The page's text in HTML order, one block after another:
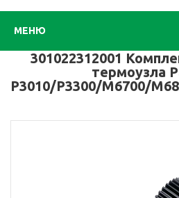
МЕНЮ
301022312001
термоузла
P3010/P3300/M6700/